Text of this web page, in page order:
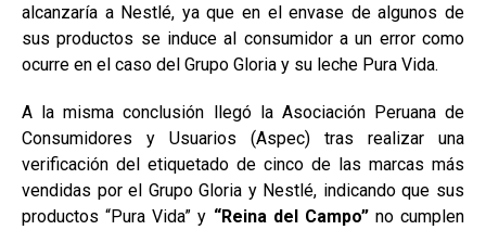
alcanzaría a Nestlé, ya que en el envase de algunos de
sus productos se induce al consumidor a un error como
ocurre en el caso del Grupo Gloria y su leche Pura Vida.
A la misma conclusión llegó la Asociación Peruana de
Consumidores y Usuarios (Aspec) tras realizar una
verificación del etiquetado de cinco de las marcas más
vendidas por el Grupo Gloria y Nestlé, indicando que sus
productos “Pura Vida” y “Reina del Campo”no cumplen